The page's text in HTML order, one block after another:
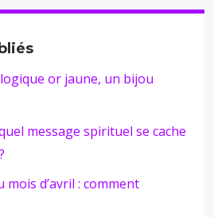
or jaune, un bijou
message spirituel se cache
d’avril : comment